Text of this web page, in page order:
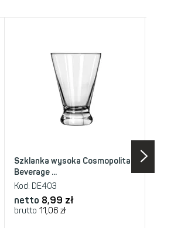
Szklanka wysoka Cosmopolitan
Beverage ...
Kod: DE403
netto 8,99 zł
brutto 11,06 zł